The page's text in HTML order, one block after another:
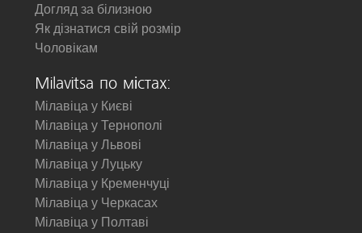
Догляд за білизною
Як дізнатися свій розмір
Чоловікам
Milavitsa по містах:
Мілавіца у Києві
Мілавіца у Тернополі
Мілавіца у Львові
Мілавіца у Луцьку
Мілавіца у Кременчуці
Мілавіца у Черкасах
Мілавіца у Полтаві